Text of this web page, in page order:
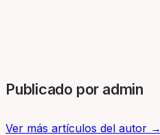
Publicado por admin
Ver más artículos del autor →